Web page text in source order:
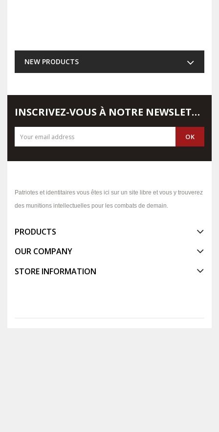
NEW PRODUCTS
INSCRIVEZ-VOUS À NOTRE NEWSLETTER
Patriotes et identitaires vous êtes ici sur un site libre et vous y trouverez
des munitions intellectuelles pour les combats de demain.
PRODUCTS
OUR COMPANY
STORE INFORMATION